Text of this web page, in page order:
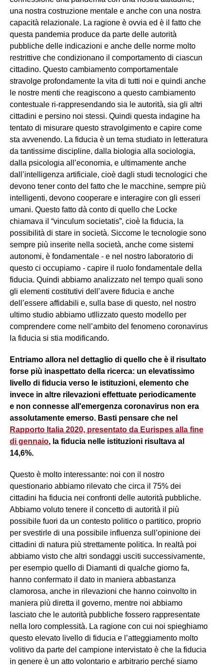
una nostra costruzione mentale e anche con una nostra
capacità relazionale. La ragione è ovvia ed è il fatto che
questa pandemia produce da parte delle autorità
pubbliche delle indicazioni e anche delle norme molto
restrittive che condizionano il comportamento di ciascun
cittadino. Questo cambiamento comportamentale
stravolge profondamente la vita di tutti noi e quindi anche
le nostre menti che reagiscono a questo cambiamento
contestuale ri-rappresendando sia le autorità, sia gli altri
cittadini e persino noi stessi. Quindi questa indagine ha
tentato di misurare questo stravolgimento e capire come
sta avvenendo. La fiducia è un tema studiato in letteratura
da tantissime discipline, dalla biologia alla sociologia,
dalla psicologia all’economia, e ultimamente anche
dall’intelligenza artificiale, cioè dagli studi tecnologici che
devono tener conto del fatto che le macchine, sempre più
intelligenti, devono cooperare e interagire con gli esseri
umani. Questo fatto dà conto di quello che Locke
chiamava il “vinculum societatis”, cioè la fiducia, la
possibilità di stare in società. Siccome le tecnologie sono
sempre più inserite nella società, anche come sistemi
autonomi, è fondamentale - e nel nostro laboratorio di
questo ci occupiamo - capire il ruolo fondamentale della
fiducia. Quindi abbiamo analizzato nel tempo quali sono
gli elementi costitutivi dell’avere fiducia e anche
dell’essere affidabili e, sulla base di questo, nel nostro
ultimo studio abbiamo utllizzato questo modello per
comprendere come nell’ambito del fenomeno coronavirus
la fiducia si stia modificando.
Entriamo allora nel dettaglio di quello che è il risultato
forse più inaspettato della ricerca: un elevatissimo
livello di fiducia verso le istituzioni, elemento che
invece in altre rilevazioni effettuate periodicamente
e non connesse all'emergenza coronavirus non era
assolutamente emerso. Basti pensare che nel
Rapporto Italia 2020, presentato da Eurispes alla fine
di gennaio, la fiducia nelle istituzioni risultava al
14,6%.
Questo è molto interessante: noi con il nostro
questionario abbiamo rilevato che circa il 75% dei
cittadini ha fiducia nei confronti delle autorità pubbliche.
Abbiamo voluto tenere il concetto di autorità il più
possibile fuori da un contesto politico o partitico, proprio
per svestirle di una possibile influenza sull’opinione dei
cittadini di natura più strettamente politica. In realtà poi
abbiamo visto che altri sondaggi usciti successivamente,
per esempio quello di Diamanti di qualche giorno fa,
hanno confermato il dato in maniera abbastanza
clamorosa, anche in rilevazioni che hanno coinvolto in
maniera più diretta il governo, mentre noi abbiamo
lasciato che le autorità pubbliche fossero rappresentate
nella loro complessità. La ragione con cui noi spieghiamo
questo elevato livello di fiducia e l’atteggiamento molto
volitivo da parte del campione intervistato è che la fiducia
in genere è un atto volontario e arbitrario perché siamo